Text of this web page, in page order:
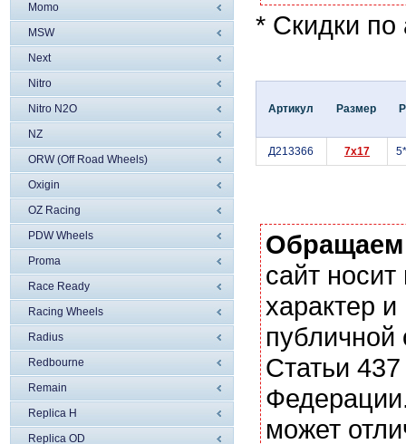
Momo
MSW
Next
Nitro
Nitro N2O
NZ
ORW (Off Road Wheels)
Oxigin
OZ Racing
PDW Wheels
Proma
Race Ready
Racing Wheels
Radius
Redbourne
Remain
Replica H
Replica OD
* Скидки по
Артикул Размер
Д213366 7x17
сайт
характер
Статьи
может